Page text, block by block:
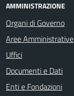
AMMINISTRAZIONE
Organi di Governo
Aree Amministrative
Uffici
Documenti e Dati
Enti e Fondazioni